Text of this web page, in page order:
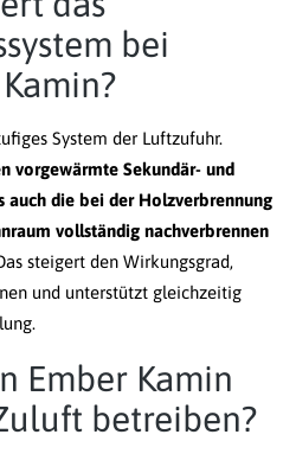
bei
System der Luftzufuhr.
vorgewärmte Sekundär- und
auch die bei der Holzverbrennung
vollständig nachverbrennen
steigert den Wirkungsgrad,
und unterstützt gleichzeitig
Ember Kamin
betreiben?